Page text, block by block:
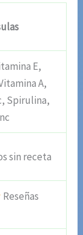
E,
A,
Spirulina,
sin receta
Reseñas